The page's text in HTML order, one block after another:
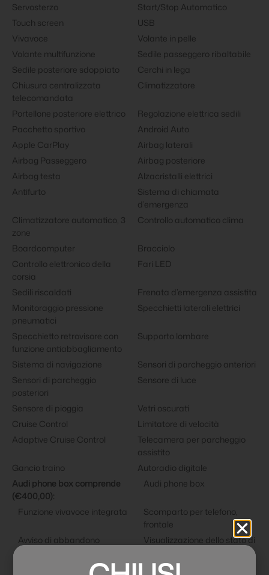
Servosterzo
Start/Stop Automatico
Touch screen
USB
Vivavoce
Volante in pelle
Volante multifunzione
Sedile passeggero ribaltabile
Sedile posteriore sdoppiato
Cerchi in lega
Chiusura centralizzata
telecomandata
Climatizzatore
Portellone posteriore elettrico
Regolazione elettrica sedili
Pacchetto sportivo
Android Auto
Apple CarPlay
Airbag laterali
Airbag Passeggero
Airbag posteriore
Airbag testa
Alzacristalli elettrici
Antifurto
Sistema di chiamata
d’emergenza
Climatizzatore automatico, 3
zone
Controllo automatico clima
Boardcomputer
Bracciolo
Controllo elettronico della
corsia
Fari LED
Sedili riscaldati
Frenata d’emergenza assistita
Monitoraggio pressione
pneumatici
Specchietti laterali elettrici
Specchietto retrovisore con
funzione antiabbagliamento
Supporto lombare
Sistema di navigazione
Sensori di parcheggio anteriori
Sensori di parcheggio
posteriori
Sensore di luce
Sensore di pioggia
Vetri oscurati
Cruise Control
Limitatore di velocità
Adaptive Cruise Control
Telecamera per parcheggio
assistito
Gancio traino
Autoradio digitale
Audi phone box comprende
(€400,00):
Audi phone box
Funzione vivavoce integrata
Scomparto per telefono,
frontale
Avviso di abbandono
Visualizzazione dello stato di
carica sul display MMI touch